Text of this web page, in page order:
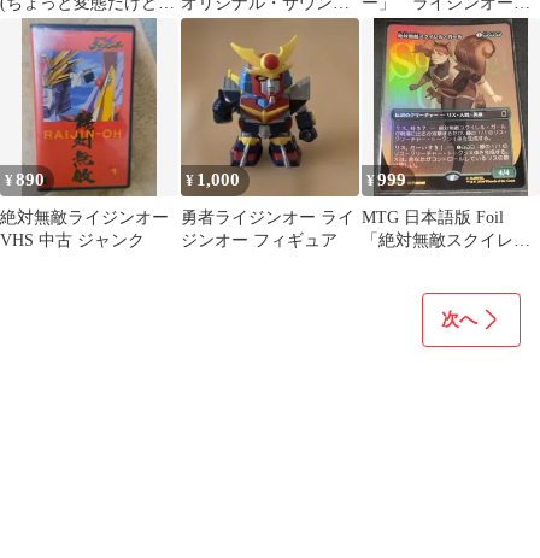
スパダリです)／斉河燈
ド・トラック
食玩 当時品
（1992） 外箱付・取
説付
¥890
絶対無敵ライジンオー
VHS 中古 ジャンク
¥ 1,000
勇者ライジンオー ライ
ジンオー フィギュア
¥999
MTG 日本語版 Foil
「絶対無敵スクイレ
次へ